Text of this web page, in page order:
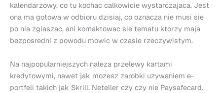
kalendarzowy, co tu kochac calkowicie wystarczajaca. Jest
ona ma gotowa w odbioru dzisiaj, co oznacza nie musi sie
po nia zglaszac, ani kontaktowac sie tematu ktorzy maja
bezposredni z powodu mowic w czasie rzeczywistym.
Na najpopularniejszych naleza przelewy kartami
kredytowymi, nawet jak mozesz zarobki uzywaniem e-
portfeli takich jak Skrill, Neteller czy czy nie Paysafecard.